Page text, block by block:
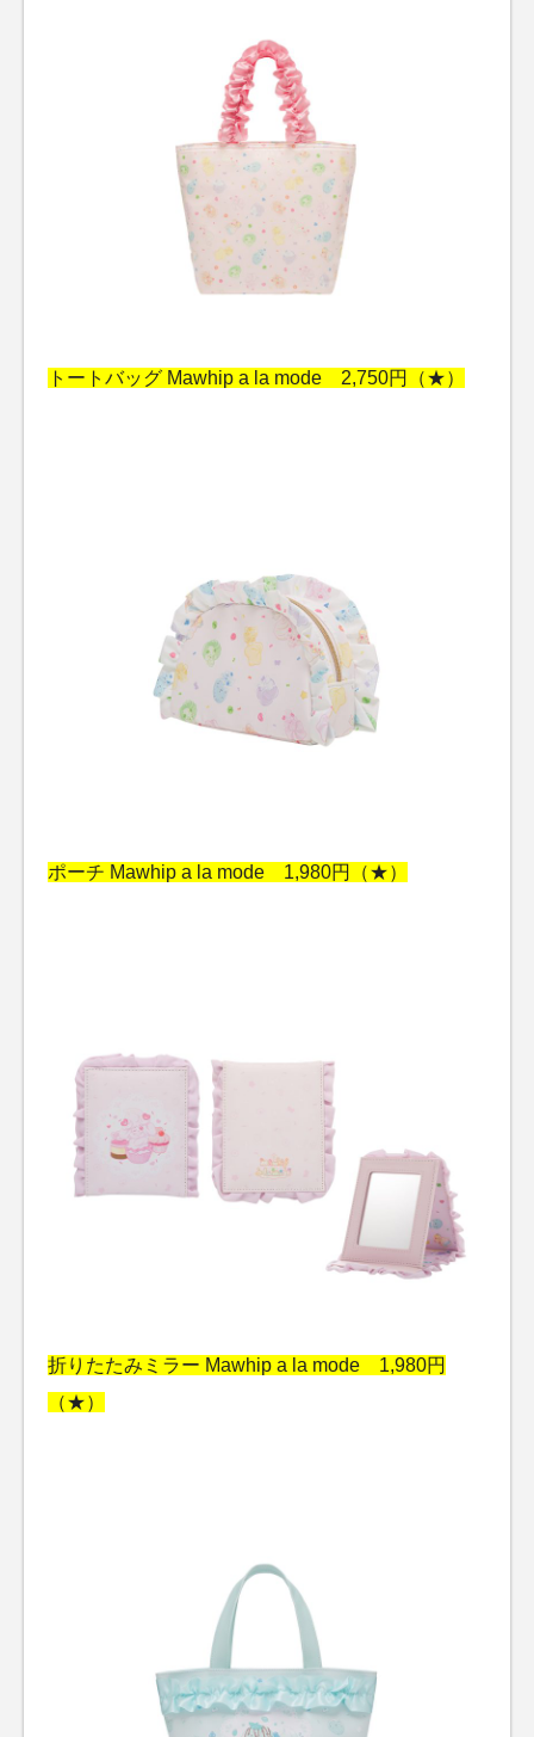
トートバッグ Mawhip a la mode 2,750円（★）
ポーチ Mawhip a la mode 1,980円（★）
折りたたみミラー Mawhip a la mode 1,980円
（★）